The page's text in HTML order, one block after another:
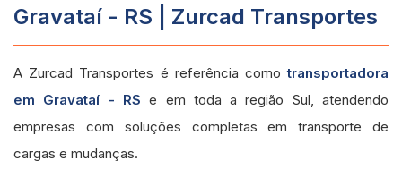
Gravataí - RS | Zurcad Transportes
A Zurcad Transportes é referência comotransportadora
em Gravataí - RS e em toda a região Sul, atendendo
empresas com soluções completas em transporte de
cargas e mudanças.